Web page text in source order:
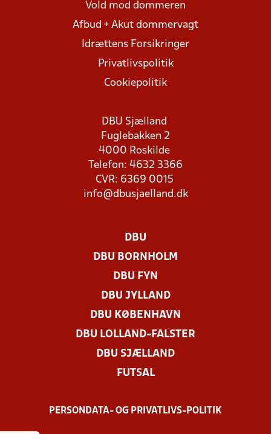
Vold mod dommeren
Afbud + Akut dommervagt
Idrættens Forsikringer
Privatlivspolitik
Cookiepolitik
DBU Sjælland
Fuglebakken 2
4000 Roskilde
Telefon: 4632 3366
CVR: 6369 0015
info@dbusjaelland.dk
DBU
DBU BORNHOLM
DBU FYN
DBU JYLLAND
DBU KØBENHAVN
DBU LOLLAND-FALSTER
DBU SJÆLLAND
FUTSAL
PERSONDATA- OG PRIVATLIVS-POLITIK